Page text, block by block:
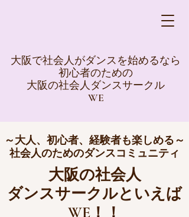
大阪で社会人がダンスを始めるなら
初心者のための
大阪の社会人ダンスサークル
WE
～大人、初心者、経験者も楽しめる～
社会人のためのダンスコミュニティ
大阪の社会人
ダンスサークルといえば
WE！！